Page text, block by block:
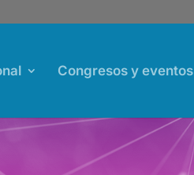
Congresos y eventos